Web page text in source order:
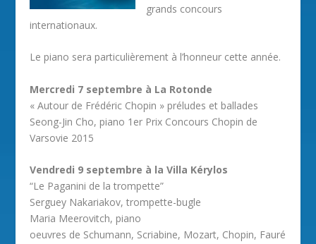
grands concours
internationaux.
Le piano sera particulièrement à l’honneur cette année.
Mercredi 7 septembre à La Rotonde
« Autour de Frédéric Chopin » préludes et ballades
Seong-Jin Cho, piano 1er Prix Concours Chopin de
Varsovie 2015
Vendredi 9 septembre à la Villa Kérylos
“Le Paganini de la trompette”
Serguey Nakariakov, trompette-bugle
Maria Meerovitch, piano
oeuvres de Schumann, Scriabine, Mozart, Chopin, Fauré